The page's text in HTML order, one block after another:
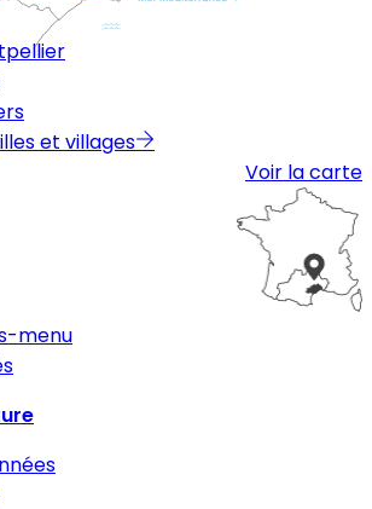
et villages
Voir la carte
menu